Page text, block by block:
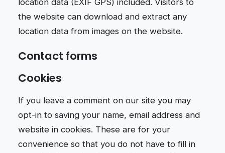
the website can download and extract any
location data from images on the website.
Contact forms
Cookies
If you leave a comment on our site you may
opt-in to saving your name, email address and
website in cookies. These are for your
convenience so that you do not have to fill in